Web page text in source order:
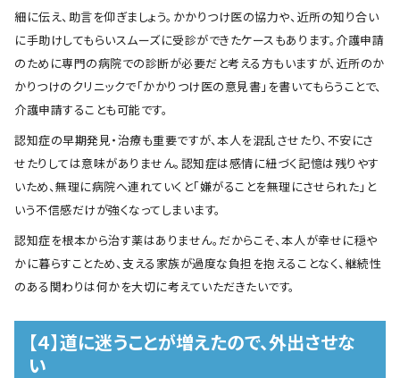
細に伝え、助言を仰ぎましょう。かかりつけ医の協力や、近所の知り合い
に手助けしてもらいスムーズに受診ができたケースもあります。介護申請
のために専門の病院での診断が必要だと考える方もいますが、近所のか
かりつけのクリニックで「かかりつけ医の意見書」を書いてもらうことで、
介護申請することも可能です。
認知症の早期発見・治療も重要ですが、本人を混乱させたり、不安にさ
せたりしては意味がありません。認知症は感情に紐づく記憶は残りやす
いため、無理に病院へ連れていくと「嫌がることを無理にさせられた」と
いう不信感だけが強くなってしまいます。
認知症を根本から治す薬はありません。だからこそ、本人が幸せに穏や
かに暮らすことため、支える家族が過度な負担を抱えることなく、継続性
のある関わりは何かを大切に考えていただきたいです。
【４】道に迷うことが増えたので、外出させな
い